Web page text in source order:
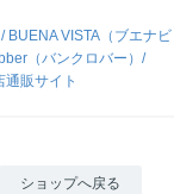
VISTA（ブエナビ
（バンクロバー）/
販サイト
ショップへ戻る